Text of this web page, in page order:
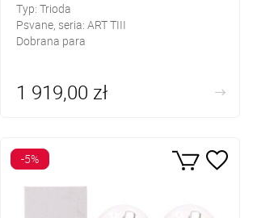
Typ: Trioda
Psvane, seria: ART TIII
Dobrana para
1 919,00 zł
-5%